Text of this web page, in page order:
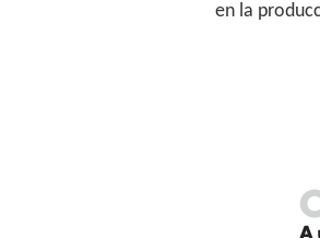
en la